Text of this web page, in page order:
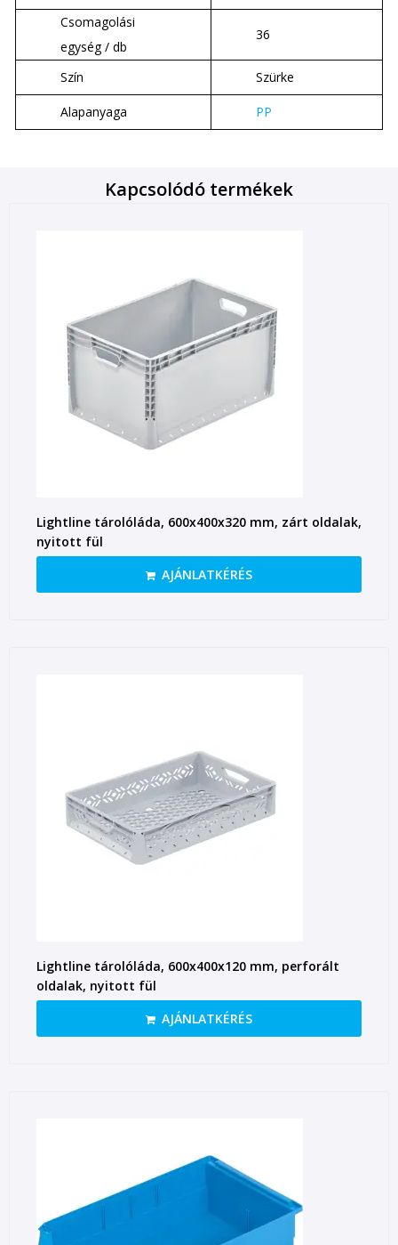
Csomagolási
egység / db
36
Szín Szürke
Alapanyaga PP
Kapcsolódó termékek
Lightline tárolóláda, 600x400x320 mm, zárt oldalak,
nyitott fül
AJÁNLATKÉRÉS
Lightline tárolóláda, 600x400x120 mm, perforált
oldalak, nyitott fül
AJÁNLATKÉRÉS